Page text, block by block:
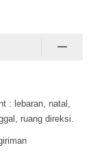
: lebaran, natal,
ruang direksi.